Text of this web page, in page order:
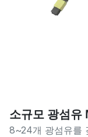
소규모 광섬유
8~24개 광섬유를